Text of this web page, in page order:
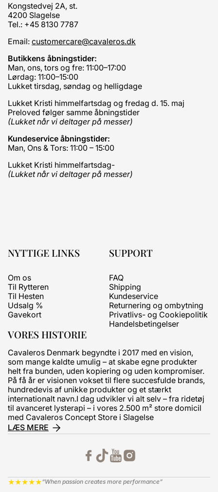
VORES HISTORIE
Cavaleros Denmark begyndte i 2017 med en vision,
som mange kaldte umulig – at skabe egne produkter
helt fra bunden, uden kopiering og uden kompromiser.
På få år er visionen vokset til flere succesfulde brands,
hundredevis af unikke produkter og et stærkt
internationalt navn.I dag udvikler vi alt selv – fra ridetøj
til avanceret lysterapi – i vores 2.500 m² store domicil
med Cavaleros Concept Store i Slagelse
LÆS MERE
★★★★★“When passion creates more performance”
Kongstedvej 2A, st.
4200 Slagelse
Tel.: +45 8130 7787
Email: customercare@cavaleros.dk
Butikkens åbningstider:
Man, ons, tors og fre: 11:00–17:00
Lørdag: 11:00–15:00
Lukket tirsdag, søndag og helligdage
Lukket Kristi himmelfartsdag og fredag d. 15. maj
Preloved følger samme åbningstider
(Lukket når vi deltager på messer)
Kundeservice åbningstider:
Man, Ons & Tors: 11:00 – 15:00
Lukket Kristi himmelfartsdag-
(Lukket når vi deltager på messer)
NYTTIGE LINKS
Om os
Til Rytteren
Til Hesten
Udsalg %
Gavekort
SUPPORT
FAQ
Shipping
Kundeservice
Returnering og ombytning
Privatlivs- og Cookiepolitik
Handelsbetingelser